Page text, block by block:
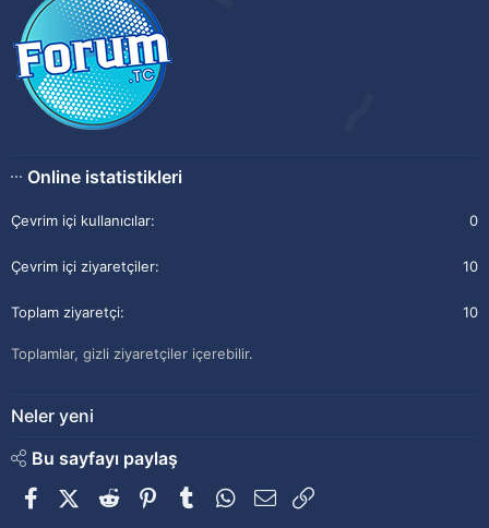
Online istatistikleri
Çevrim içi kullanıcılar 0
Çevrim içi ziyaretçiler 10
Toplam ziyaretçi 10
Toplamlar, gizli ziyaretçiler içerebilir.
Neler yeni
Bu sayfayı paylaş
FacebookX (Twitter)
Reddit PinterestTumblrWhatsApp
E-posta